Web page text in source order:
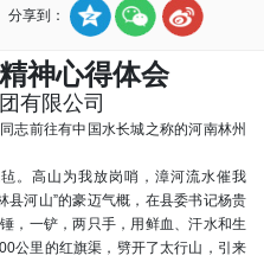
享到：
神心得体会
有限公司
志前往有中国水长城之称的河南林州
。高山为我放岗哨，漳河流水催我
县河山”的豪迈气概，在县委书记杨贵
，一铲，两只手，用鲜血、汗水和生
公里的红旗渠，劈开了太行山，引来